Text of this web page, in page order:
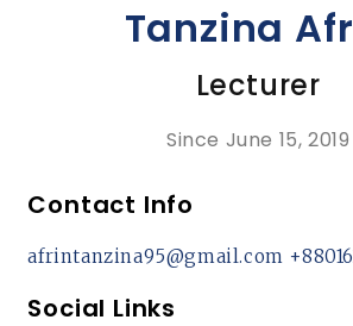
Tanzina
Lecturer
Since June 15, 2019
Contact Info
afrintanzina95@gmail.com
Social Links